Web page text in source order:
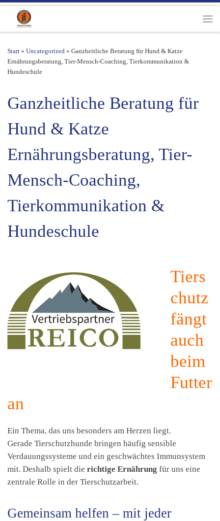
Zum Inhalt springen
Start » Uncategorized » Ganzheitliche Beratung für Hund & Katze
Ernährungsberatung, Tier-Mensch-Coaching, Tierkommunikation &
Hundeschule
Ganzheitliche Beratung für
Hund & Katze
Ernährungsberatung, Tier-
Mensch-Coaching,
Tierkommunikation &
Hundeschule
Tiers
chutz
fängt
auch
beim
Futter
an
Ein Thema, das uns besonders am Herzen liegt.
Gerade Tierschutzhunde bringen häufig sensible
Verdauungssysteme und ein geschwächtes Immunsystem
mit. Deshalb spielt die richtige Ernährung für uns eine
zentrale Rolle in der Tierschutzarbeit.
Gemeinsam helfen – mit jeder